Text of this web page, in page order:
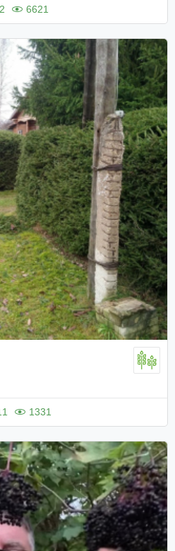
2 6621
1331